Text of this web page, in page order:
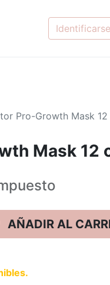
Identificarse
Pro-Growth Mask 12
Mask 12
AÑADIR AL